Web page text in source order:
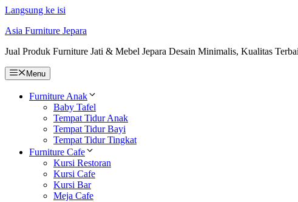
Langsung ke isi
Asia Furniture Jepara
Jual Produk Furniture Jati & Mebel Jepara Desain Minimalis, Kualitas
Menu
Furniture Anak
Baby Tafel
Tempat Tidur Anak
Tempat Tidur Bayi
Tempat Tidur Tingkat
Furniture Cafe
Kursi Restoran
Kursi Cafe
Kursi Bar
Meja Cafe